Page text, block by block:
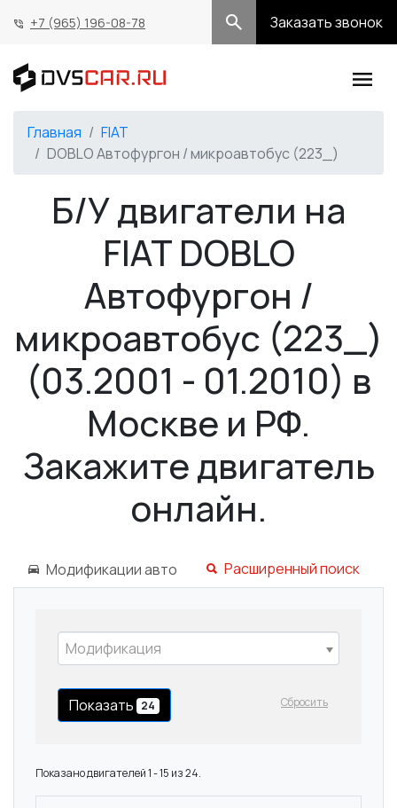
+7 (965) 196-08-78 Заказать звонок
Главная
FIAT
DOBLO Автофургон / микроавтобус (223_)
Б/У двигатели на
FIAT DOBLO
Автофургон /
микроавтобус (223_)
(03.2001 - 01.2010) в
Москве и РФ.
Закажите двигатель
онлайн.
Модификации авто Расширенный поиск
Модификация
Показать 24 Сбросить
Показано двигателей 1 - 15 из 24.